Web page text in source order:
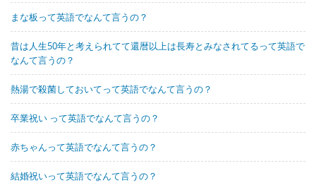
まな板って英語でなんて言うの？
昔は人生50年と考えられてて還暦以上は長寿とみなされてるって英語で
なんて言うの？
熱湯で殺菌しておいてって英語でなんて言うの？
卒業祝い って英語でなんて言うの？
赤ちゃんって英語でなんて言うの？
結婚祝いって英語でなんて言うの？